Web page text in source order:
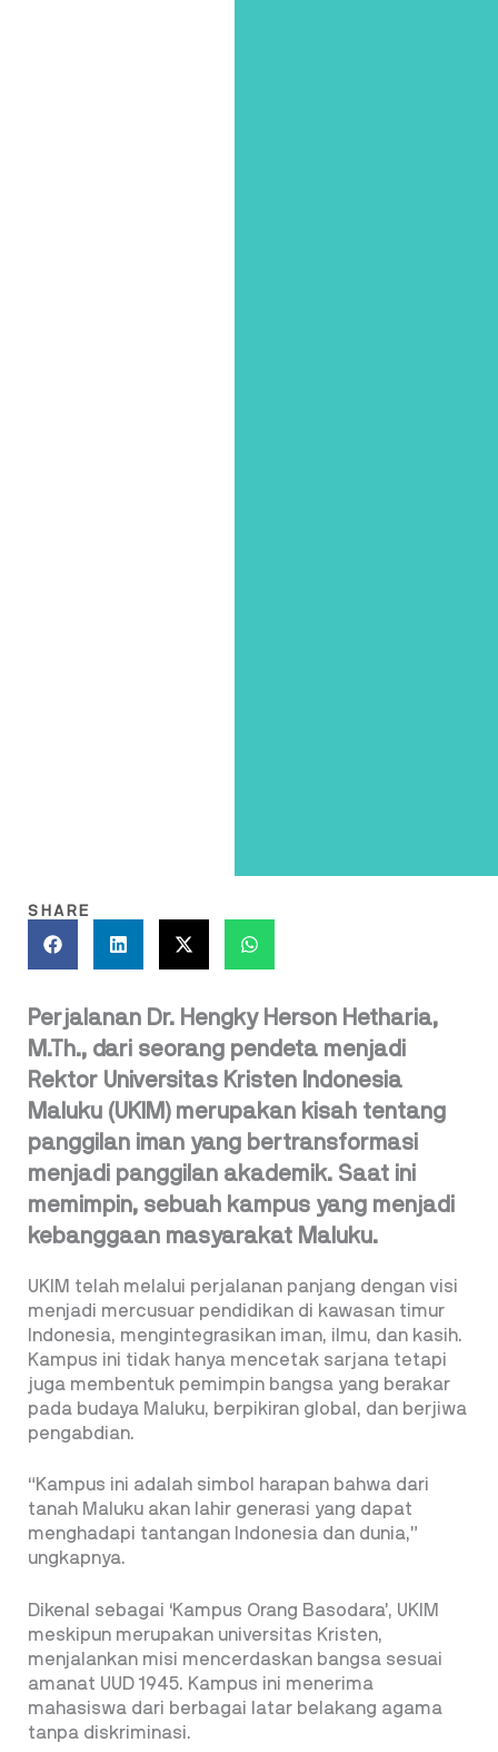
SHARE
Perjalanan Dr. Hengky Herson Hetharia,
M.Th., dari seorang pendeta menjadi
Rektor Universitas Kristen Indonesia
Maluku (UKIM) merupakan kisah tentang
panggilan iman yang bertransformasi
menjadi panggilan akademik. Saat ini
memimpin, sebuah kampus yang menjadi
kebanggaan masyarakat Maluku.
UKIM telah melalui perjalanan panjang dengan visi
menjadi mercusuar pendidikan di kawasan timur
Indonesia, mengintegrasikan iman, ilmu, dan kasih.
Kampus ini tidak hanya mencetak sarjana tetapi
juga membentuk pemimpin bangsa yang berakar
pada budaya Maluku, berpikiran global, dan berjiwa
pengabdian.
“Kampus ini adalah simbol harapan bahwa dari
tanah Maluku akan lahir generasi yang dapat
menghadapi tantangan Indonesia dan dunia,”
ungkapnya.
Dikenal sebagai ‘Kampus Orang Basodara’, UKIM
meskipun merupakan universitas Kristen,
menjalankan misi mencerdaskan bangsa sesuai
amanat UUD 1945. Kampus ini menerima
mahasiswa dari berbagai latar belakang agama
tanpa diskriminasi.